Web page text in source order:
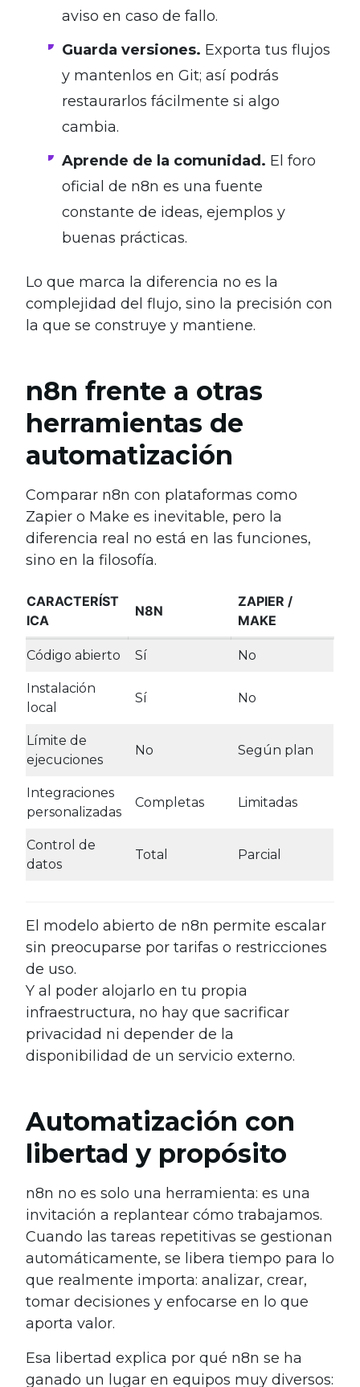
aviso en caso de fallo.
Guarda versiones. Exporta tus flujos
y mantenlos en Git; así podrás
restaurarlos fácilmente si algo
cambia.
Aprende de la comunidad. El foro
oficial de n8n es una fuente
constante de ideas, ejemplos y
buenas prácticas.
Lo que marca la diferencia no es la
complejidad del flujo, sino la precisión con
la que se construye y mantiene.
n8n frente a otras
herramientas de
automatización
Comparar n8n con plataformas como
Zapier o Make es inevitable, pero la
diferencia real no está en las funciones,
sino en la filosofía.
CARACTERÍST
ICA
N8N
ZAPIER /
MAKE
Código abierto Sí No
Instalación
local
Sí No
Límite de
ejecuciones
No Según plan
Integraciones
personalizadas
Completas Limitadas
Control de
datos
Total Parcial
El modelo abierto de n8n permite escalar
sin preocuparse por tarifas o restricciones
de uso.
Y al poder alojarlo en tu propia
infraestructura, no hay que sacrificar
privacidad ni depender de la
disponibilidad de un servicio externo.
Automatización con
libertad y propósito
n8n no es solo una herramienta: es una
invitación a replantear cómo trabajamos.
Cuando las tareas repetitivas se gestionan
automáticamente, se libera tiempo para lo
que realmente importa: analizar, crear,
tomar decisiones y enfocarse en lo que
aporta valor.
Esa libertad explica por qué n8n se ha
ganado un lugar en equipos muy diversos: